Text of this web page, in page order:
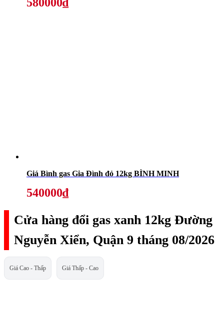
Giá Bình gas Gia Đình đỏ 12kg BÌNH MINH
540000₫
Cửa hàng đổi gas xanh 12kg Đường
Nguyễn Xiển, Quận 9 tháng 08/2026
Giá Cao - Thấp Giá Thấp - Cao